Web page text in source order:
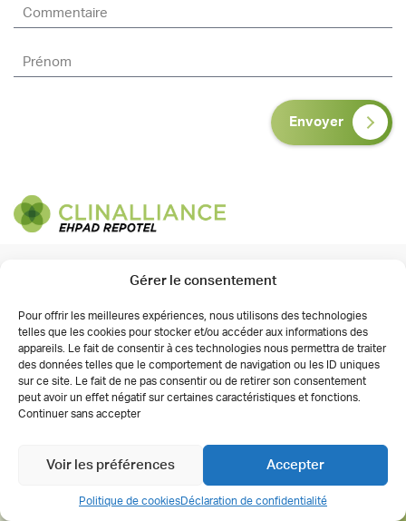
Gérer le consentement
Pour offrir les meilleures expériences, nous utilisons des technologies
telles que les cookies pour stocker et/ou accéder aux informations des
appareils. Le fait de consentir à ces technologies nous permettra de traiter
des données telles que le comportement de navigation ou les ID uniques
sur ce site. Le fait de ne pas consentir ou de retirer son consentement
peut avoir un effet négatif sur certaines caractéristiques et fonctions.
Continuer sans accepter
Accepter
Voir les préférences
Politique de cookiesDéclaration de confidentialité
Square de la Puisaye,Maurepas, 78310
Envoyer
Gennevilliers (92)
Issy-les-Moulineaux (92)
Lieusaint (77)
Marcoussis (91)
Savigny-le-Temple (77)